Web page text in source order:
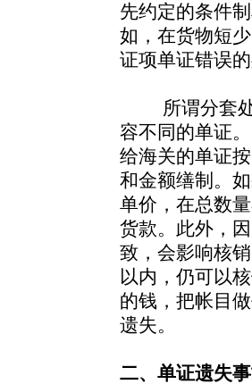
先约定的条件
如，在货物短
证项单证错误
所谓分套处
容不同的单证
给海关的单证
和金额缮制。
单价，在总数
货款。此外，
致，会影响核
以内，仍可以
的钱，把帐目
遗失。
二、单证遗失